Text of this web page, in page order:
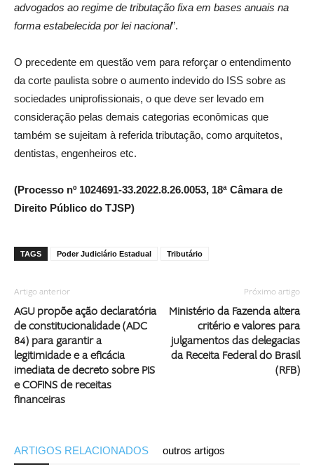
advogados ao regime de tributação fixa em bases anuais na
forma estabelecida por lei nacional”.
O precedente em questão vem para reforçar o entendimento
da corte paulista sobre o aumento indevido do ISS sobre as
sociedades uniprofissionais, o que deve ser levado em
consideração pelas demais categorias econômicas que
também se sujeitam à referida tributação, como arquitetos,
dentistas, engenheiros etc.
(Processo nº 1024691-33.2022.8.26.0053, 18ª Câmara de
Direito Público do TJSP)
TAGS Poder Judiciário Estadual Tributário
Artigo anterior
AGU propõe ação declaratória
de constitucionalidade (ADC
84) para garantir a
legitimidade e a eficácia
imediata de decreto sobre PIS
e COFINS de receitas
financeiras
Próximo artigo
Ministério da Fazenda altera
critério e valores para
julgamentos das delegacias
da Receita Federal do Brasil
(RFB)
ARTIGOS RELACIONADOS outros artigos